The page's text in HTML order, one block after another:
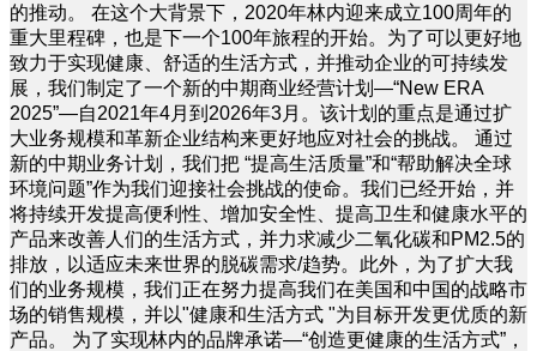
的推动。 在这个大背景下，2020年林内迎来成立100周年的
重大里程碑，也是下一个100年旅程的开始。为了可以更好地
致力于实现健康、舒适的生活方式，并推动企业的可持续发
展，我们制定了一个新的中期商业经营计划—“New ERA
2025”—自2021年4月到2026年3月。该计划的重点是通过扩
大业务规模和革新企业结构来更好地应对社会的挑战。 通过
新的中期业务计划，我们把 “提高生活质量”和“帮助解决全球
环境问题”作为我们迎接社会挑战的使命。我们已经开始，并
将持续开发提高便利性、增加安全性、提高卫生和健康水平的
产品来改善人们的生活方式，并力求减少二氧化碳和PM2.5的
排放，以适应未来世界的脱碳需求/趋势。此外，为了扩大我
们的业务规模，我们正在努力提高我们在美国和中国的战略市
场的销售规模，并以"健康和生活方式 "为目标开发更优质的新
产品。 为了实现林内的品牌承诺—“创造更健康的生活方式”，